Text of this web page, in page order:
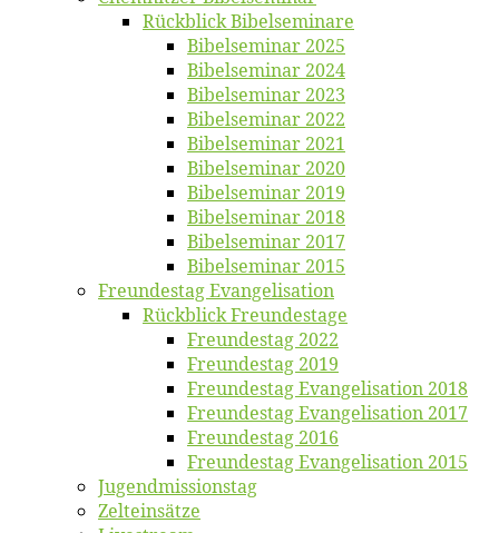
Rück­blick Bibelseminare
Bi­bel­se­mi­nar 2025
Bi­bel­se­mi­nar 2024
Bi­bel­se­mi­nar 2023
Bi­bel­se­mi­nar 2022
Bi­bel­se­mi­nar 2021
Bi­bel­se­mi­nar 2020
Bi­bel­se­mi­nar 2019
Bi­bel­se­mi­nar 2018
Bibelsemi­nar 2017
Bibelsemi­nar 2015
Freun­des­tag Evangelisation
Rück­blick Freundestage
Freun­des­tag 2022
Freun­des­tag 2019
Freun­des­tag Evan­ge­li­sa­ti­on 2018
Freun­des­tag Evan­ge­li­sa­ti­on 2017
Freun­des­tag 2016
Freun­des­tag Evan­ge­li­sa­ti­on 2015
Jugend­mis­sions­tag
Zelt­ein­sät­ze